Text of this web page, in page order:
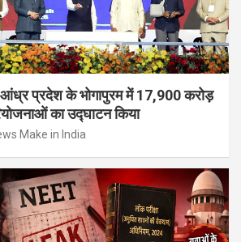
आंध्र प्रदेश के भोगापुरम में 17,900 करोड़
का उद्घाटन किया
Make in India